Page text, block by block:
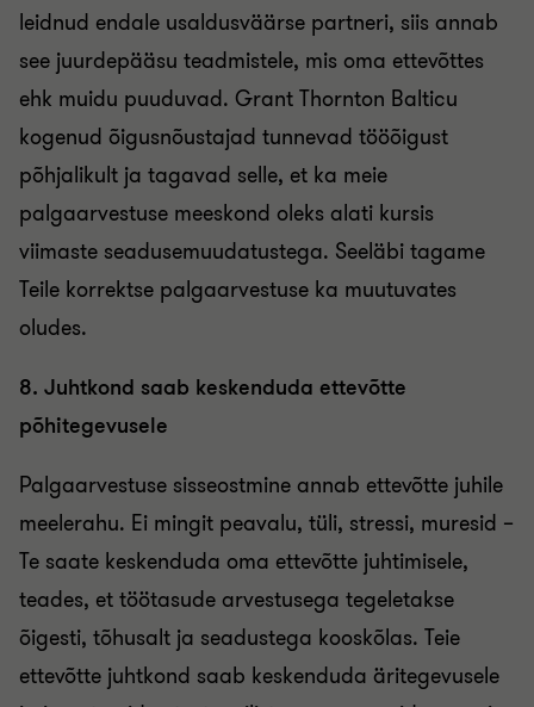
leidnud endale usaldusväärse partneri, siis annab
see juurdepääsu teadmistele, mis oma ettevõttes
ehk muidu puuduvad. Grant Thornton Balticu
kogenud õigusnõustajad tunnevad tööõigust
põhjalikult ja tagavad selle, et ka meie
palgaarvestuse meeskond oleks alati kursis
viimaste seadusemuudatustega. Seeläbi tagame
Teile korrektse palgaarvestuse ka muutuvates
oludes.
8. Juhtkond saab keskenduda ettevõtte
põhitegevusele
Palgaarvestuse sisseostmine annab ettevõtte juhile
meelerahu. Ei mingit peavalu, tüli, stressi, muresid –
Te saate keskenduda oma ettevõtte juhtimisele,
teades, et töötasude arvestusega tegeletakse
õigesti, tõhusalt ja seadustega kooskõlas. Teie
ettevõtte juhtkond saab keskenduda äritegevusele